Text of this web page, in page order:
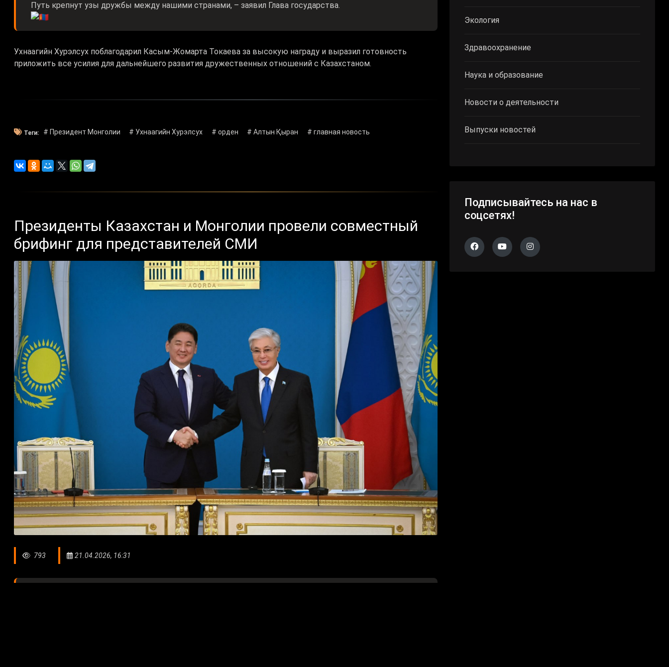
Путь крепнут узы дружбы между нашими странами, – заявил Глава государства.
Ухнаагийн Хурэлсух поблагодарил Касым-Жомарта Токаева за высокую награду и выразил готовность
приложить все усилия для дальнейшего развития дружественных отношений с Казахстаном.
Теги: # Президент Монголии # Ухнаагийн Хурэлсух # орден # Алтын Қыран # главная новость
Президенты Казахстан и Монголии провели совместный
брифинг для представителей СМИ
793 21.04.2026, 16:31
Экология
Здравоохранение
Наука и образование
Новости о деятельности
Выпуски новостей
Подписывайтесь на нас в
соцсетях!